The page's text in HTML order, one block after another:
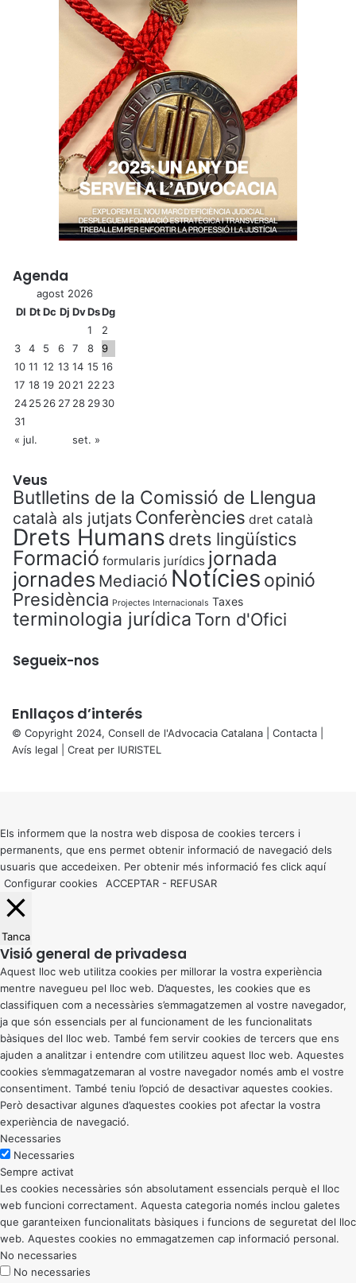
Agenda
agost 2026
Dl DtDc Dj DvDsDg
1
2
3
4 5 6 7 8
9
10 11 12 13 14 15 16
17 18 19 2021 22 23
2425 26 27 28 2930
31
« jul.
set. »
Veus
Butlletins de la Comissió de Llengua
català als jutjats Conferències dret català
Drets Humans drets lingüístics
Formació formularis jurídics jornada
jornades Mediació Notícies opinió
Presidència Projectes Internacionals Taxes
terminologia jurídica Torn d'Ofici
Segueix-nos
Enllaços d’interés
© Copyright 2024, Consell de l'Advocacia Catalana | Contacta
Avís legal | Creat per IURISTEL
button
Els informem que la nostra web disposa de cookies tercers i
permanents, que ens permet obtenir informació de navegació dels
usuaris que accedeixen. Per obtenir més informació fes click aquí
Configurar cookies
ACCEPTAR - REFUSAR
Tanca
Visió general de privadesa
Aquest lloc web utilitza cookies per millorar la vostra experiència
mentre navegueu pel lloc web. D’aquestes, les cookies que es
classifiquen com a necessàries s’emmagatzemen al vostre navegador,
ja que són essencials per al funcionament de les funcionalitats
bàsiques del lloc web. També fem servir cookies de tercers que ens
ajuden a analitzar i entendre com utilitzeu aquest lloc web. Aquestes
cookies s’emmagatzemaran al vostre navegador només amb el vostre
consentiment. També teniu l’opció de desactivar aquestes cookies.
Però desactivar algunes d’aquestes cookies pot afectar la vostra
experiència de navegació.
Necessaries
Necessaries
Sempre activat
Les cookies necessàries són absolutament essencials perquè el lloc
web funcioni correctament. Aquesta categoria només inclou galetes
que garanteixen funcionalitats bàsiques i funcions de seguretat del lloc
web. Aquestes cookies no emmagatzemen cap informació personal.
No necessaries
No necessaries